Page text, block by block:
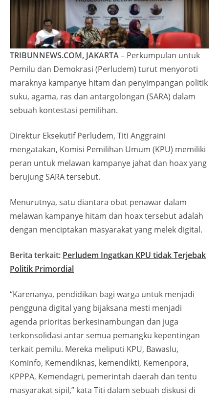
TRIBUNNEWS.COM, JAKARTA– Perkumpulan untuk
Pemilu dan Demokrasi (Perludem) turut menyoroti
maraknya kampanye hitam dan penyimpangan politik
suku, agama, ras dan antargolongan (SARA) dalam
sebuah kontestasi ‎pemilihan.
Direktur Eksekutif Perludem, Titi Anggraini
mengatakan, Komisi Pemilihan Umum (KPU) memiliki
peran untuk melawan kampanye jahat dan hoax yang
berujung SARA tersebut.
Menurutnya, satu diantara obat penawar dalam
melawan kampanye hitam dan hoax tersebut adalah
dengan menciptakan masyarakat yang melek digital.
Berita terkait: Perludem Ingatkan KPU tidak Terjebak
Politik Primordial
“Karenanya, pendidikan bagi warga untuk menjadi
pengguna digital yang bijaksana mesti menjadi
agenda prioritas berkesinambungan dan juga
terkonsolidasi antar semua pemangku kepentingan
terkait pemilu. Mereka meliputi KPU, Bawaslu,
Kominfo, Kemendiknas, kemendikti, Kemenpora,
KPPPA, Kemendagri, pemerintah daerah dan tentu
masyarakat sipil,” kata Titi dalam sebuah diskusi di